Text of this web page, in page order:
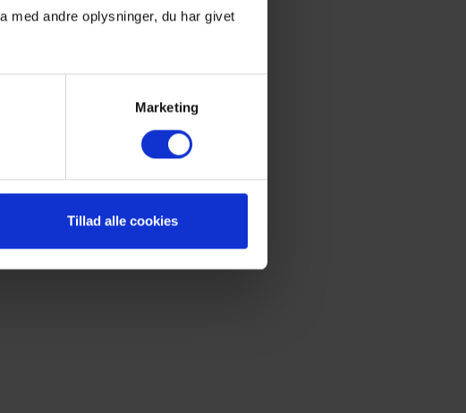
med andre oplysninger, du har givet
Marketing
Tillad alle cookies